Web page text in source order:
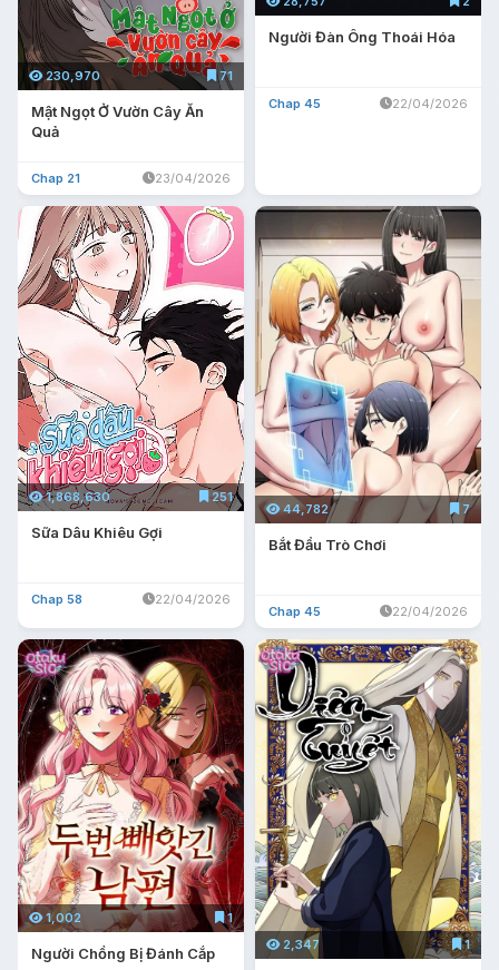
230,970 71
Mật Ngọt Ở Vườn Cây Ăn
Quả
Chap 21 23/04/2026
Người Đàn Ông Thoái Hóa
Chap 45 22/04/2026
1,868,630 251
Sữa Dâu Khiêu Gợi
Chap 58 22/04/2026
44,782 7
Bắt Đầu Trò Chơi
Chap 45 22/04/2026
1,002 1
Người Chồng Bị Đánh Cắp 2,347 1